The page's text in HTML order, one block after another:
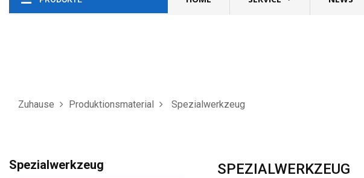
Zuhause Produktionsmaterial Spezialwerkzeug
Spezialwerkzeug SPEZIALWERKZEUG